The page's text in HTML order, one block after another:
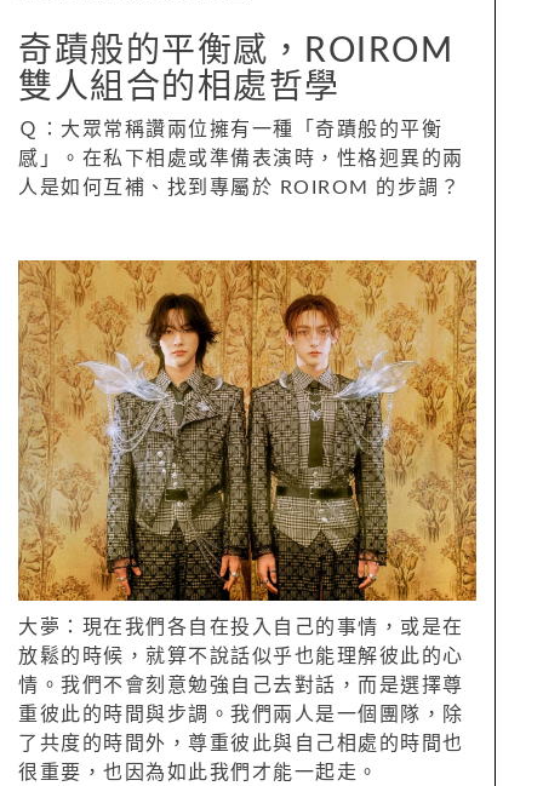
奇蹟般的平衡感，ROIROM
雙人組合的相處哲學
Ｑ：大眾常稱讚兩位擁有一種「奇蹟般的平衡
感」。在私下相處或準備表演時，性格迥異的兩
人是如何互補、找到專屬於 ROIROM 的步調？
大夢：現在我們各自在投入自己的事情，或是在
放鬆的時候，就算不說話似乎也能理解彼此的心
情。我們不會刻意勉強自己去對話，而是選擇尊
重彼此的時間與步調。我們兩人是一個團隊，除
了共度的時間外，尊重彼此與自己相處的時間也
很重要，也因為如此我們才能一起走。